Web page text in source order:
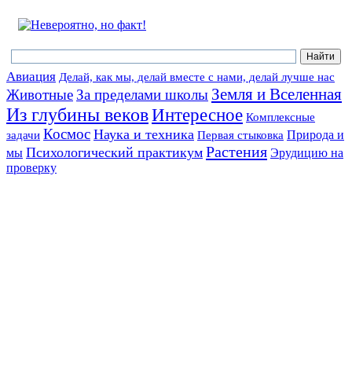
Авиация Делай, как мы, делай вместе с нами, делай лучше нас
Животные За пределами школы Земля и Вселенная
Из глубины вековИнтересное Комплексные
задачи Космос Наука и техника Первая стыковка Природа и
мы Психологический практикум Растения Эрудицию на
проверку